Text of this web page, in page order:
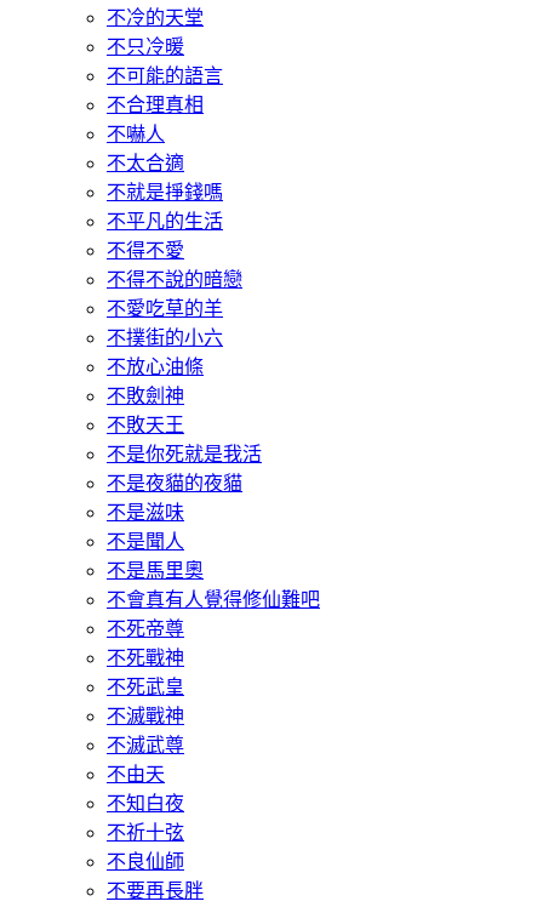
不冷的天堂
不只冷暖
不可能的語言
不合理真相
不嚇人
不太合適
不就是掙錢嗎
不平凡的生活
不得不愛
不得不說的暗戀
不愛吃草的羊
不撲街的小六
不放心油條
不敗劍神
不敗天王
不是你死就是我活
不是夜貓的夜貓
不是滋味
不是聞人
不是馬里奧
不會真有人覺得修仙難吧
不死帝尊
不死戰神
不死武皇
不滅戰神
不滅武尊
不由天
不知白夜
不祈十弦
不良仙師
不要再長胖